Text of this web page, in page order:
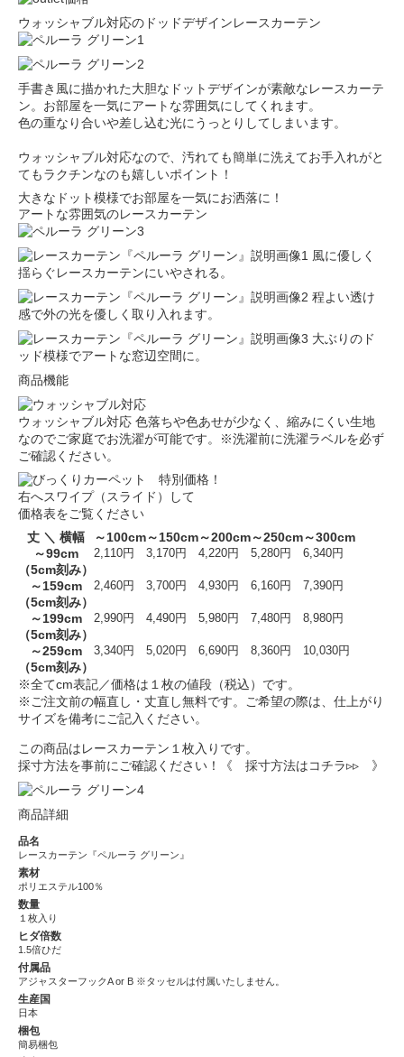
ウォッシャブル対応のドッドデザインレースカーテン
手書き風に描かれた大胆なドットデザインが素敵なレースカーテ
ン。お部屋を一気にアートな雰囲気にしてくれます。
色の重なり合いや差し込む光にうっとりしてしまいます。
ウォッシャブル対応なので、汚れても簡単に洗えてお手入れがと
てもラクチンなのも嬉しいポイント！
大きなドット模様でお部屋を一気にお洒落に！
アートな雰囲気のレースカーテン
風に優しく
揺らぐレースカーテンにいやされる。
程よい透け
感で外の光を優しく取り入れます。
大ぶりのド
ッド模様でアートな窓辺空間に。
商品機能
ウォッシャブル対応 色落ちや色あせが少なく、縮みにくい生地
なのでご家庭でお洗濯が可能です。※洗濯前に洗濯ラベルを必ず
ご確認ください。
右へスワイプ（スライド）して
価格表をご覧ください
丈 ＼ 横幅
～100cm～150cm～200cm～250cm～300cm
～99cm
（5cm刻み）
2,110円 3,170円 4,220円 5,280円 6,340円
～159cm
（5cm刻み）
2,460円 3,700円 4,930円 6,160円 7,390円
～199cm
（5cm刻み）
2,990円 4,490円 5,980円 7,480円 8,980円
～259cm
（5cm刻み）
3,340円 5,020円 6,690円 8,360円 10,030円
※全てcm表記／価格は１枚の値段（税込）です。
※ご注文前の幅直し・丈直し無料です。ご希望の際は、仕上がり
サイズを備考にご記入ください。
この商品はレースカーテン１枚入りです。
採寸方法を事前にご確認ください！
《 採寸方法はコチラ▹▹ 》
商品詳細
品名
レースカーテン『ペルーラ グリーン』
素材
ポリエステル100％
数量
１枚入り
ヒダ倍数
1.5倍ひだ
付属品
アジャスターフックA or B ※タッセルは付属いたしません。
生産国
日本
梱包
簡易梱包